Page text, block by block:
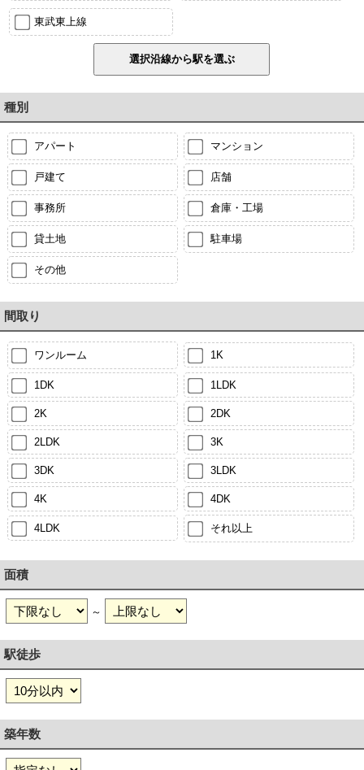
東武東上線
種別
アパート マンション
戸建て 店舗
事務所 倉庫・工場
貸土地 駐車場
その他
間取り
ワンルーム 1K
1DK 1LDK
2K 2DK
2LDK 3K
3DK 3LDK
4K 4DK
4LDK それ以上
面積
～
駅徒歩
築年数